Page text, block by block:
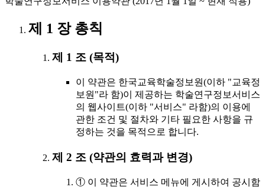
제 1 장 총칙
제 1 조 (목적)
이 약관은 한국교육학술정보원(이하 "교육정
보원"라 함)이 제공하는 학술연구정보서비스
의 웹사이트(이하 "서비스" 라함)의 이용에
관한 조건 및 절차와 기타 필요한 사항을 규
정하는 것을 목적으로 합니다.
제 2 조 (약관의 효력과 변경)
① 이 약관은 서비스 메뉴에 게시하여 공시함